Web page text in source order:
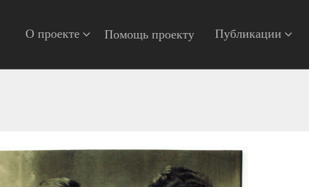
О проекте Помощь проекту Публикации